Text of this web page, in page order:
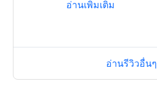
อ่านเพิ่มเติม
อ่านรีวิวอื่นๆ